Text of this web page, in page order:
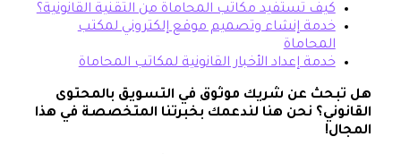
كيف تستفيد مكاتب المحاماة من التقنية القانونية؟
خدمة إنشاء وتصميم موقع إلكتروني لمكتب
المحاماة
خدمة إعداد الأخبار القانونية لمكاتب المحاماة
هل تبحث عن شريك موثوق في التسويق بالمحتوى
القانوني؟ نحن هنا لندعمك بخبرتنا المتخصصة في هذا
المجال!